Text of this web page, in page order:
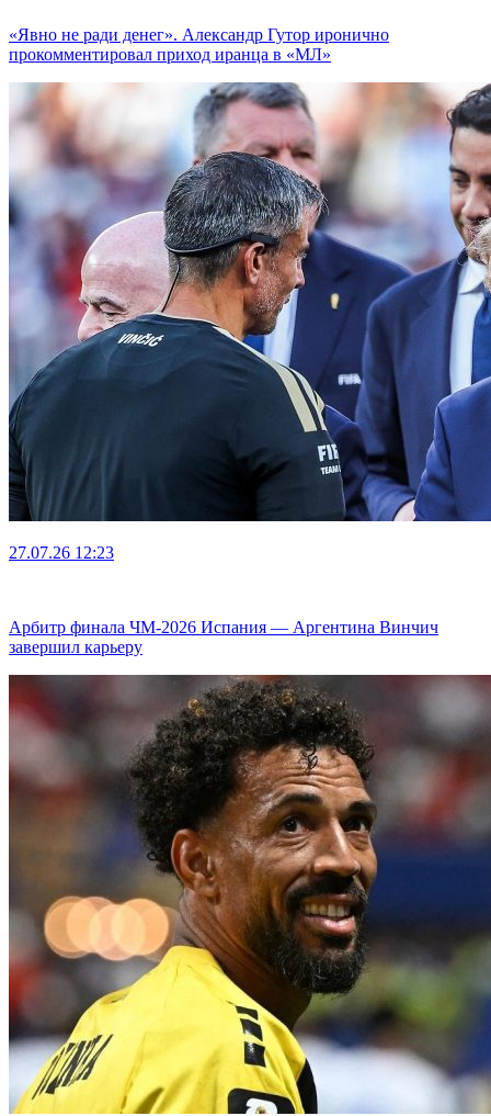
«Явно не ради денег». Александр Гутор иронично
прокомментировал приход иранца в «МЛ»
27.07.26 12:23
Арбитр финала ЧМ-2026 Испания — Аргентина Винчич
завершил карьеру